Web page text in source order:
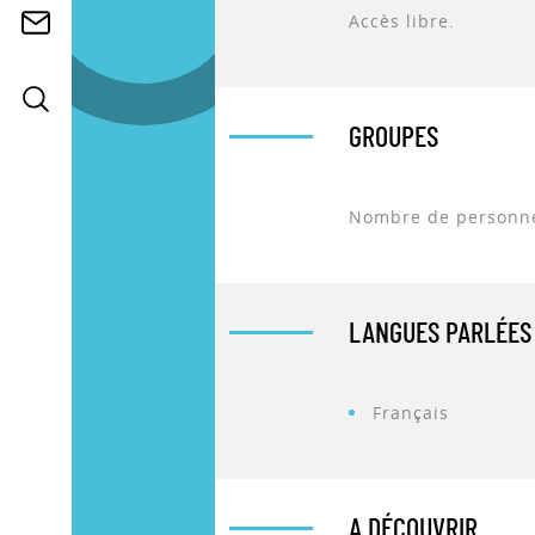
Accès libre.
GROUPES
Nombre de
LANGUES PARLÉES
Français